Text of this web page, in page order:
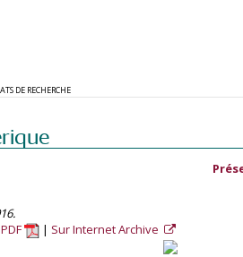
DE RECHERCHE
PDF Sur Internet Archive